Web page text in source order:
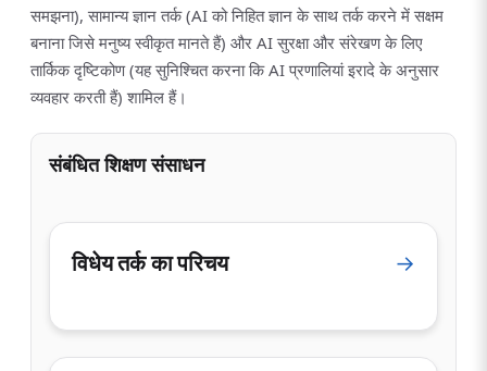
समझना), सामान्य ज्ञान तर्क (AI को निहित ज्ञान के साथ तर्क करने में सक्षम
बनाना जिसे मनुष्य स्वीकृत मानते हैं) और AI सुरक्षा और संरेखण के लिए
तार्किक दृष्टिकोण (यह सुनिश्चित करना कि AI प्रणालियां इरादे के अनुसार
व्यवहार करती हैं) शामिल हैं।
संबंधित शिक्षण संसाधन
विधेय तर्क का परिचय →